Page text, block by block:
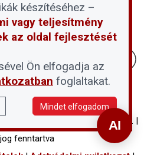
| Proptech Digital Investment Zrt. |
fenntartva
készítéséhez –
vagy teljesítmény
az oldal fejlesztését
Ön elfogadja az
foglaltakat.
Mindet elfogadom